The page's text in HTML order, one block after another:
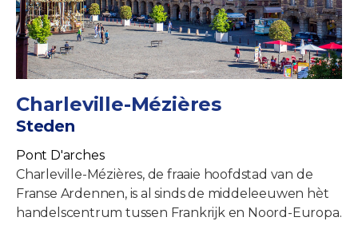
Charleville-Mézières
Steden
Pont D'arches
Charleville-Mézières, de fraaie hoofdstad van de
Franse Ardennen, is al sinds de middeleeuwen hèt
handelscentrum tussen Frankrijk en Noord-Europa.